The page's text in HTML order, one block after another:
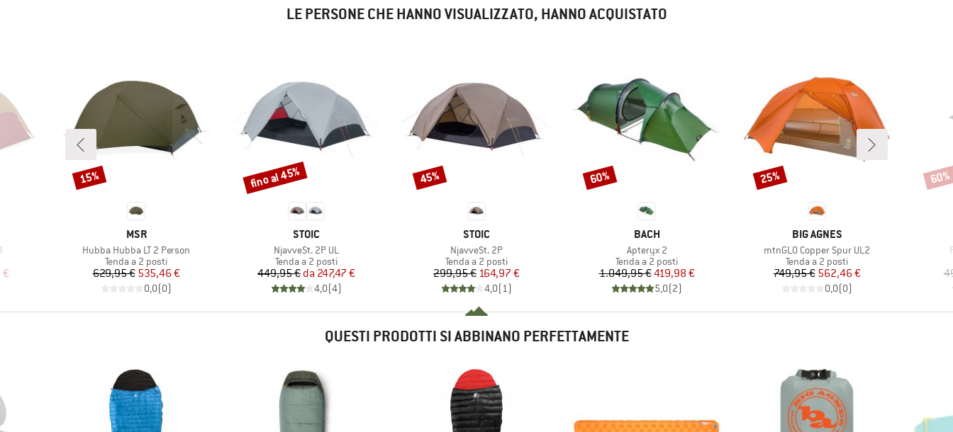
LE PERSONE CHE HANNO VISUALIZZATO, HANNO ACQUISTATO
€
MARCHIO
MSR
Articolo
Hubba Hubba LT 2 Person
Gruppo di prodotti
Tenda a 2 posti
Prezzo
629,95 €Prezzo ridotto
535,46 €
0,0(0)
Sconto
15%
MARCHIO
STOIC
Articolo
NjavveSt. 2P UL
Gruppo di prodotti
Tenda a 2 posti
Prezzo
449,95 € Prezzo ridotto
da 247,47 €
4,0(4)
Sconto
fino al 45%
MARCHIO
STOIC
Articolo
NjavveSt. 2P
Gruppo di prodotti
Tenda a 2 posti
Prezzo
299,95 €Prezzo ridotto
164,97 €
4,0(1)
Sconto
45%
MARCHIO
BACH
Articolo
Apteryx 2
Gruppo di prodotti
Tenda a 2 posti
Prezzo
1.049,95 €Prezzo ridotto
419,98 €
5,0(2)
Sconto
60%
MARCHIO
BIG AGNES
Articolo
mtnGLO Copper Spur UL2
Gruppo di prodotti
Tenda a 2 posti
Prezzo
749,95 € Prezzo ridotto
562,46 €
0,0(0)
Sconto
25% 60%
QUESTI PRODOTTI SI ABBINANO PERFETTAMENTE